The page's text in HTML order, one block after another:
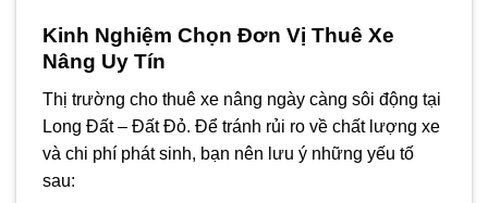
Kinh Nghiệm Chọn Đơn Vị Thuê Xe
Nâng Uy Tín
Thị trường cho thuê xe nâng ngày càng sôi động tại
Long Đất – Đất Đỏ. Để tránh rủi ro về chất lượng xe
và chi phí phát sinh, bạn nên lưu ý những yếu tố
sau: